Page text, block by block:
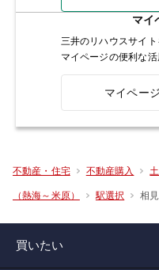
マイ
三井のリハウスサイ
マイページの便利な
マイペー
不動産・住宅 不動産購入
（熱海～米原） 駅選択 相
買いたい